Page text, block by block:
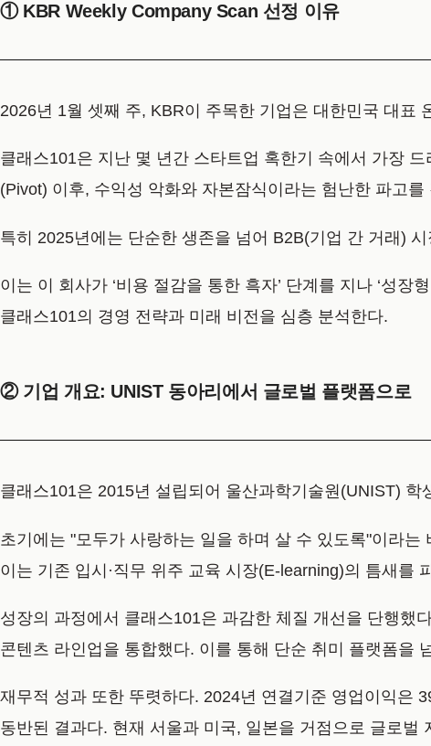
① KBR Weekly Company Scan 선정 이유
2026년 1월 셋째 주, KBR이 주목한 기업은 대한민국 대표
클래스101은 지난 몇 년간 스타트업 혹한기 속에서 가장 드
(Pivot) 이후, 수익성 악화와 자본잠식이라는 험난한 파고
특히 2025년에는 단순한 생존을 넘어 B2B(기업 간 거래)
이는 이 회사가 ‘비용 절감을 통한 흑자’ 단계를 지나 ‘성
클래스101의 경영 전략과 미래 비전을 심층 분석한다.
② 기업 개요: UNIST 동아리에서 글로벌 플랫폼으로
클래스101은 2015년 설립되어 울산과학기술원(UNIST) 학
초기에는 "모두가 사랑하는 일을 하며 살 수 있도록"이라
이는 기존 입시·직무 위주 교육 시장(E-learning)의 틈새를
성장의 과정에서 클래스101은 과감한 체질 개선을 단행했
콘텐츠 라인업을 통합했다. 이를 통해 단순 취미 플랫폼을
재무적 성과 또한 뚜렷하다. 2024년 연결기준 영업이익은
동반된 결과다. 현재 서울과 미국, 일본을 거점으로 글로벌